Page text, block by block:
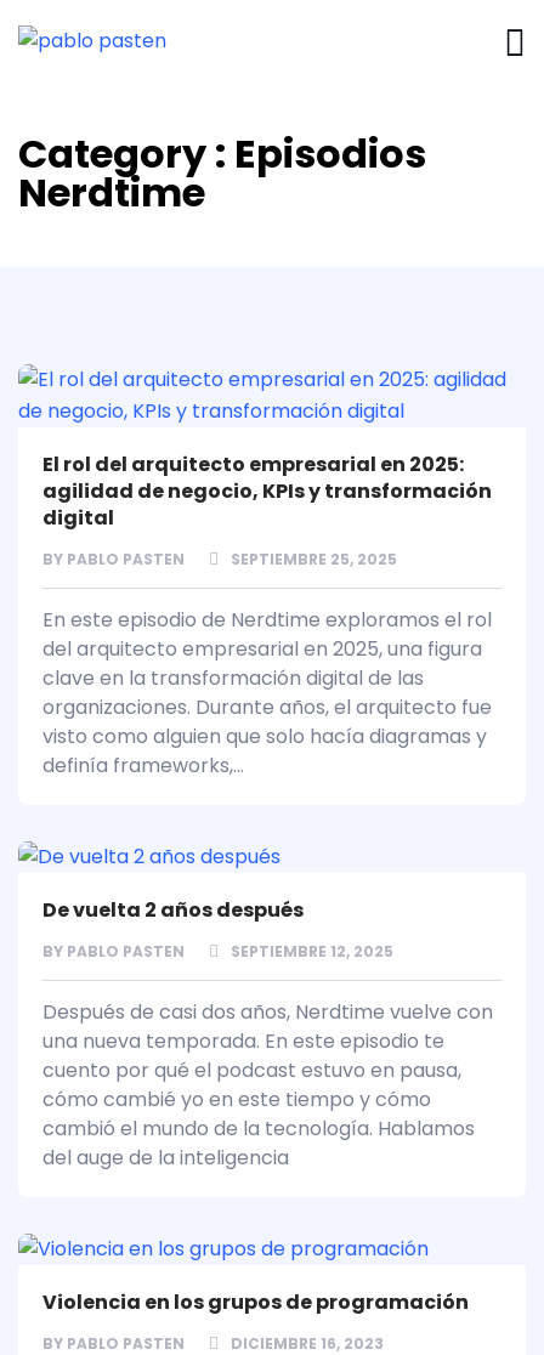
Category : Episodios
Nerdtime
El rol del arquitecto empresarial en 2025:
agilidad de negocio, KPIs y transformación
digital
BY PABLO PASTEN SEPTIEMBRE 25, 2025
En este episodio de Nerdtime exploramos el rol
del arquitecto empresarial en 2025, una figura
clave en la transformación digital de las
organizaciones. Durante años, el arquitecto fue
visto como alguien que solo hacía diagramas y
definía frameworks,...
De vuelta 2 años después
BY PABLO PASTEN SEPTIEMBRE 12, 2025
Después de casi dos años, Nerdtime vuelve con
una nueva temporada. En este episodio te
cuento por qué el podcast estuvo en pausa,
cómo cambié yo en este tiempo y cómo
cambió el mundo de la tecnología. Hablamos
del auge de la inteligencia
Violencia en los grupos de programación
BY PABLO PASTEN DICIEMBRE 16, 2023